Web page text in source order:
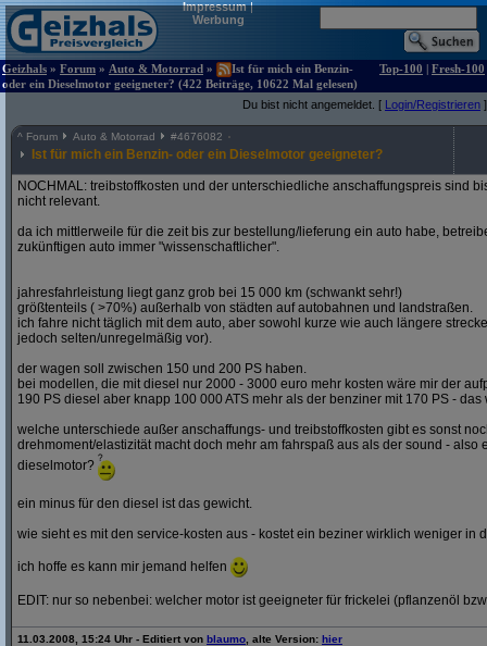
Impressum|
Werbung
Geizhals » Forum » Auto & Motorrad »
Ist für mich ein Benzin-
oder ein Dieselmotor geeigneter? (422 Beiträge, 10622 Mal gelesen)
Top-100 | Fresh-100
Du bist nicht angemeldet. [ Login/Registrieren ]
^ Forum Auto & Motorrad #4676082
Ist für mich ein Benzin- oder ein Dieselmotor geeigneter?
NOCHMAL: treibstoffkosten und der unterschiedliche anschaffungspreis sind
nicht relevant.
da ich mittlerweile für die zeit bis zur bestellung/lieferung ein auto habe,
zukünftigen auto immer "wissenschaftlicher".
jahresfahrleistung liegt ganz grob bei 15 000 km (schwankt sehr!)
größtenteils ( >70%) außerhalb von städten auf autobahnen und landstraßen.
ich fahre nicht täglich mit dem auto, aber sowohl kurze wie auch längere
jedoch selten/unregelmäßig vor).
der wagen soll zwischen 150 und 200 PS haben.
bei modellen, die mit diesel nur 2000 - 3000 euro mehr kosten wäre mir der
190 PS diesel aber knapp 100 000 ATS mehr als der benziner mit 170 PS - das
welche unterschiede außer anschaffungs- und treibstoffkosten gibt es sonst
drehmoment/elastizität macht doch mehr am fahrspaß aus als der sound - also
dieselmotor?
ein minus für den diesel ist das gewicht.
wie sieht es mit den service-kosten aus - kostet ein beziner wirklich weniger in
ich hoffe es kann mir jemand helfen
EDIT: nur so nebenbei: welcher motor ist geeigneter für frickelei (pflanzenöl
11.03.2008, 15:24 Uhr - Editiert von blaumo , alte Version: hier